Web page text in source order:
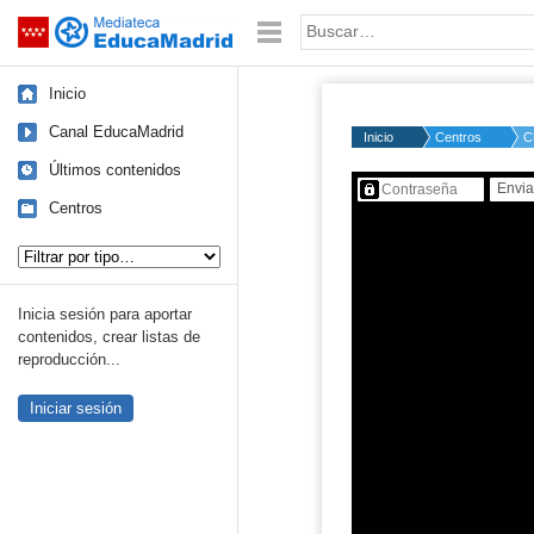
Saltar navegación Palabra o frase:
Inicio
Canal EducaMadrid
Últimos contenidos
Centros
Inicia sesión para aportar
contenidos, crear listas de
reproducción...
Iniciar sesión
Inicio Centros
Contenido protegido…